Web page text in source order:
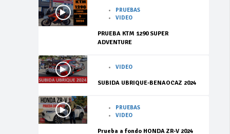
PRUEBAS
VIDEO
PRUEBA KTM 1290 SUPER
ADVENTURE
VIDEO
SUBIDA UBRIQUE-BENAOCAZ 2024
PRUEBAS
VIDEO
Prueba a fondo HONDA ZR-V 2024